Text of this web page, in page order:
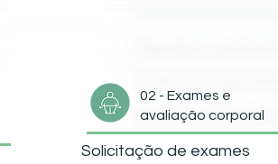
02 - Exames e
avaliação corporal
Solicitação de exames